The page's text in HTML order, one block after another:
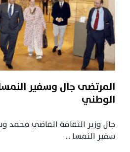
فنّ
رياضة
متفرقات
Podcast
من نحن
عن:
المرتضى جال وسفير
الوطني
جال وزير الثقافة القاضي محمد
سفير النمسا ...